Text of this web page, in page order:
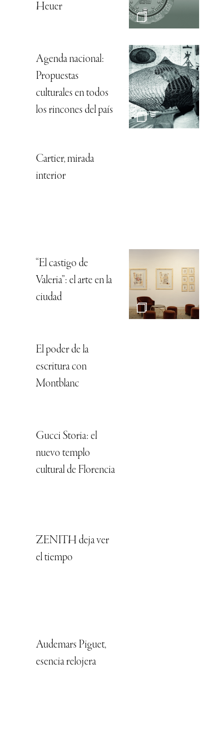
Heuer
Agenda nacional:
Propuestas
culturales en todos
los rincones del país
Cartier, mirada
interior
“El castigo de
Valeria”: el arte en la
ciudad
El poder de la
escritura con
Montblanc
Gucci Storia: el
nuevo templo
cultural de Florencia
ZENITH deja ver
el tiempo
Audemars Piguet,
esencia relojera